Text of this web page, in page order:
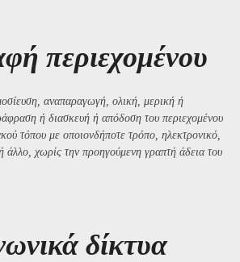
περιεχομένου
αναπαραγωγή, ολική, μερική ή
ή διασκευή ή απόδοση του περιεχομένου
τόπου με οποιονδήποτε τρόπο, ηλεκτρονικό,
άλλο, χωρίς την προηγούμενη γραπτή άδεια του
δίκτυα